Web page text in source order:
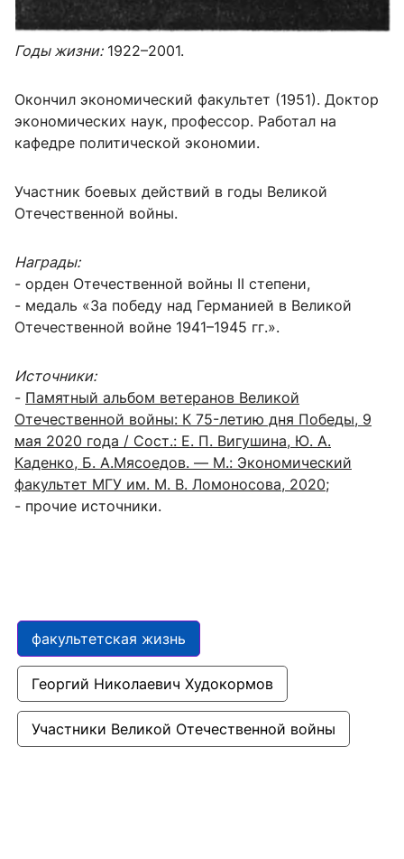
Годы жизни:1922–2001.
Окончил экономический факультет (1951). Доктор
экономических наук, профессор. Работал на
кафедре политической экономии.
Участник боевых действий в годы Великой
Отечественной войны.
Награды:
- орден Отечественной войны II степени,
- медаль «За победу над Германией в Великой
Отечественной войне 1941–1945 гг.».
Источники:
- Памятный альбом ветеранов Великой
Отечественной войны: К 75-летию дня Победы, 9
мая 2020 года / Сост.: Е. П. Вигушина, Ю. А.
Каденко, Б. А.Мясоедов. — М.: Экономический
факультет МГУ им. М. В. Ломоносова, 2020;
- прочие источники.
факультетская жизнь
Георгий Николаевич Худокормов
Участники Великой Отечественной войны